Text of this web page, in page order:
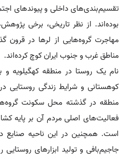
تقسیم‌بندی‌های داخلی و پیوندهای
بوده‌اند. از نظر تاریخی، برخی
مهاجرت گروه‌هایی از لرها در
مناطق غرب و جنوب ایران کوچ کرده‌اند.
نام یک روستا در منطقه کهگیلویه و
کوهستانی و شرایط زندگی
منطقه در گذشته محل سکونت
فعالیت‌های اصلی مردم آن بر پایه
است. همچنین در این ناحیه صنایع
جاجیم‌بافی و تولید ابزارهای